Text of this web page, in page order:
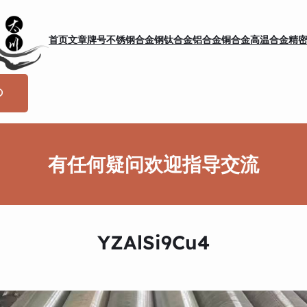
首页文章牌号不锈钢合金钢钛合金铝合金铜合金高温合金精
有任何疑问欢迎指导交流
YZAlSi9Cu4